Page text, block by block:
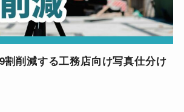
割削減する工務店向け写真仕分け